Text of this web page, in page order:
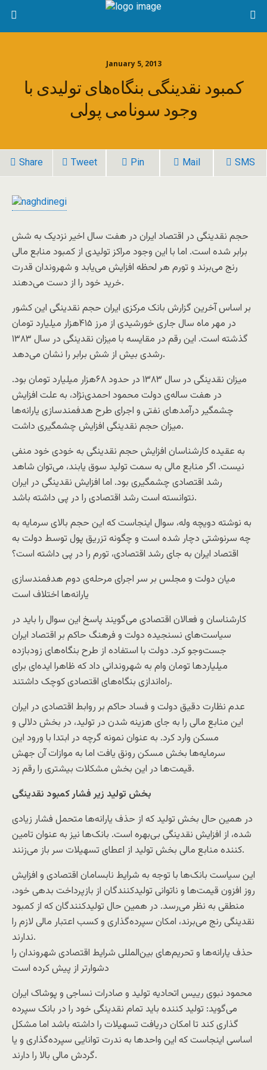
January 5, 2013
کمبود نقدینگی بنگاه‌های تولیدی با
وجود سونامی پولی
Share Tweet Pin Mail SMS
حجم نقدینگی در اقتصاد ایران در هفت سال اخیر نزدیک به شش
برابر شده است. اما با این وجود مراکز تولیدی از کمبود منابع مالی
رنج می‌برند و تورم هر لحظه افزایش می‌یابد و شهروندان قدرت
خرید خود را از دست می‌دهند.
بر اساس آخرین گزارش بانک مرکزی ایران حجم نقدینگی این کشور
در مهر ماه سال جاری خورشیدی از مرز ۴۱۵هزار میلیارد تومان
گذشته است. این رقم در مقایسه با میزان نقدینگی در سال ۱۳۸۳
رشدی بیش از شش برابر را نشان می‌دهد.
میزان نقدینگی در سال ۱۳۸۳ در حدود ۶۸هزار میلیارد تومان بود.
در هفت ساله‌ی دولت محمود احمدی‌نژاد، به علت افزایش
چشمگیر درآمد‌های نفتی و اجرای طرح هدفمندسازی یارانه‌ها
میزان حجم نقدینگی افزایش چشمگیری داشت.
به عقیده کارشناسان افزایش حجم نقدینگی به خودی خود منفی
نیست. اگر منابع مالی به سمت تولید سوق یابند، می‌توان شاهد
رشد اقتصادی چشمگیری بود. اما افزایش نقدینگی در ایران
نتوانسته است رشد اقتصادی را در پی داشته باشد.
به نوشته دويچه وله، سوال اینجاست که این حجم بالای سرمایه به
چه سرنوشتی دچار شده است و چگونه تزریق پول توسط دولت به
اقتصاد ایران به جای رشد اقتصادی، تورم را در پی داشته است؟
میان دولت و مجلس بر سر اجرای مرحله‌ی دوم هدفمندسازی
یارانه‌ها اختلاف است
کارشناسان و فعالان اقتصادی می‌گویند پاسخ این سوال را باید در
سیاست‌های نسنجیده دولت و فرهنگ حاکم بر اقتصاد ایران
جست‌وجو کرد. دولت با استفاده از طرح بنگاه‌های زودبازده
میلیاردها تومان وام به شهروندانی داد که ظاهرا ایده‌ای برای
راه‌اندازی بنگاه‌های اقتصادی کوچک داشتند.
عدم نظارت دقیق دولت و فساد حاکم بر روابط اقتصادی در ایران
این منابع مالی را به جای هزینه شدن در تولید، در بخش دلالی و
مسکن وارد کرد. به عنوان نمونه گرچه در ابتدا با ورود این
سرمایه‌ها بخش مسکن رونق یافت اما به موازات آن جهش
قیمت‌ها در این بخش مشکلات بیشتری را رقم زد.
بخش تولید زیر فشار کمبود نقدینگی
در همین حال بخش تولید که از حذف یارانه‌ها متحمل فشار زیادی
شده، از افزایش نقدینگی بی‌بهره است. بانک‌ها نیز به عنوان تامین
کننده منابع مالی بخش تولید از اعطای تسهیلات سر باز می‌زنند.
این سیاست بانک‌ها با توجه به شرایط نابسامان اقتصادی و افزایش
روز افزون قیمت‌ها و ناتوانی تولیدکنندگان از بازپرداخت بدهی خود،
منطقی به نظر می‌رسد. در همین حال تولیدکنندگان که از کمبود
نقدینگی رنج می‌برند، امکان سپرده‌‌گذاری و کسب اعتبار مالی لازم را
ندارند.
حذف یارانه‌ها و تحریم‌های بین‌المللی شرایط اقتصادی شهروندان را
دشوارتر از پیش کرده است
محمود نبوی رییس اتحادیه تولید و صادرات نساجی و پوشاک ایران
می‌گوید: تولید کننده باید تمام نقدینگی خود را در بانک سپرده
گذاری کند تا امکان دریافت تسهیلات را داشته باشد اما مشکل
اساسی اینجاست که این واحدها به ندرت توانایی سپرده‌گذاری و یا
گردش مالی بالا را دارند.